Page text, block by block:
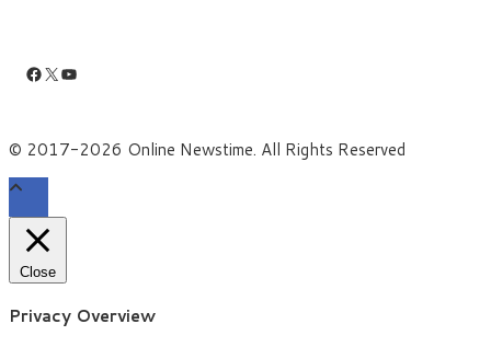
Facebook
X YouTube
© 2017-2026 Online Newstime. All Rights Reserved
Close
Privacy Overview